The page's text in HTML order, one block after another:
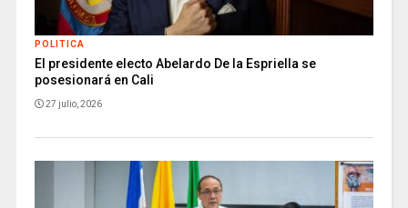
POLITICA
El presidente electo Abelardo De la Espriella se
posesionará en Cali
27 julio, 2026